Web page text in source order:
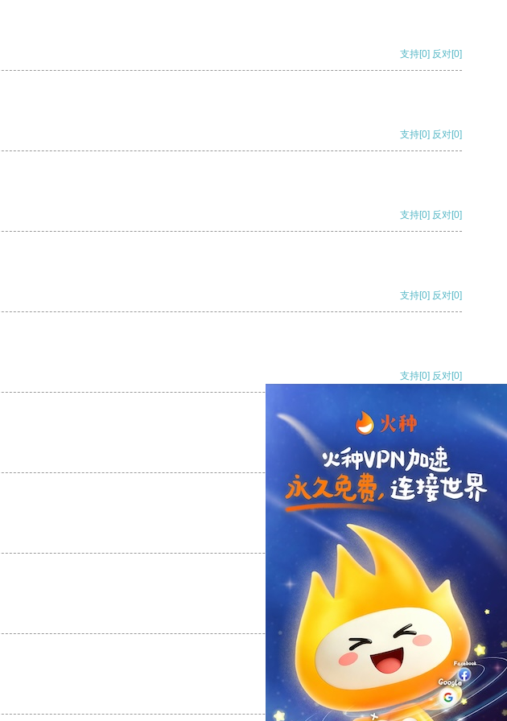
支持[0] 反对[0]
支持[0] 反对[0]
支持[0] 反对[0]
支持[0] 反对[0]
支持[0] 反对[0]
支持[0] 反对
支持
反对 [0]
支持[0] 反对[0]